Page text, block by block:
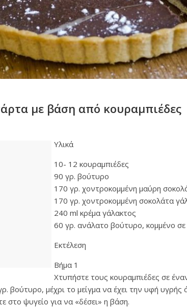
με βάση από κουραμπιέδες
Υλικά
10- 12 κουραμπιέδες
90 γρ. βούτυρο
170 γρ. χοντροκομμένη μαύρη
170 γρ. χοντροκομμένη σοκολάτα
240 ml κρέμα γάλακτος
60 γρ. ανάλατο βούτυρο, κομμένο σε
Εκτέλεση
Βήμα 1
Χτυπήστε τους κουραμπιέδες σε
βούτυρο, μέχρι το μείγμα να έχει την υφή
στο ψυγείο για να «δέσει» η βάση.